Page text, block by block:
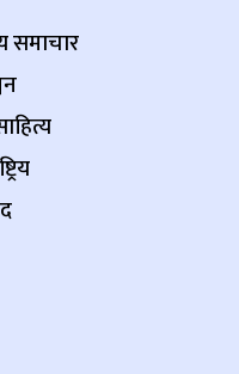
समाचार